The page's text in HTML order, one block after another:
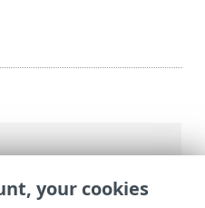
>ESET Server
your cookies